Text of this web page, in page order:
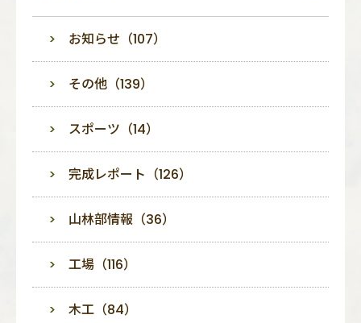
お知らせ（107）
その他（139）
スポーツ（14）
完成レポート（126）
山林部情報（36）
工場（116）
木工（84）